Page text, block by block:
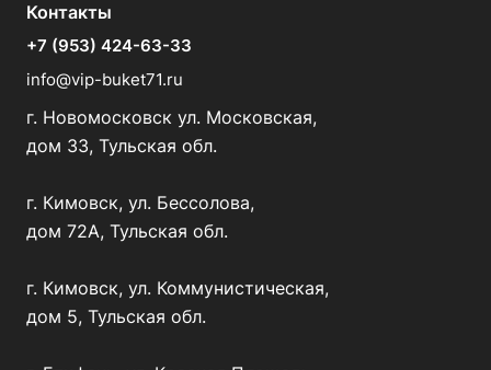
Контакты
+7 (953) 424-63-33
info@vip-buket71.ru
г. Новомосковск ул. Московская,
дом 33, Тульская обл.
г. Кимовск, ул. Бессолова,
дом 72А, Тульская обл.
г. Кимовск, ул. Коммунистическая,
дом 5, Тульская обл.